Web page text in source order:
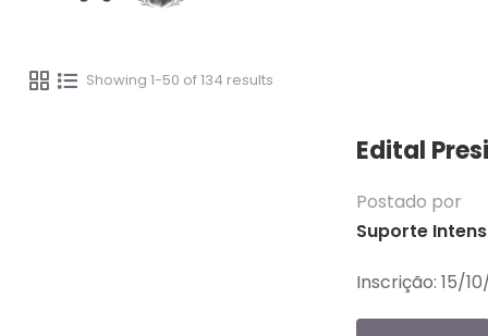
Showing 1-50 of 134 results
Edital
Postado por
Suporte
Inscrição: 15/